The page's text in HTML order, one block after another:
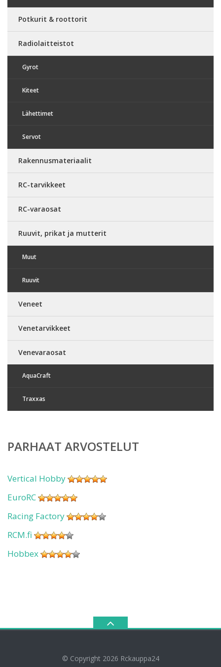
Potkurit & roottorit
Radiolaitteistot
Gyrot
Kiteet
Lähettimet
Servot
Rakennusmateriaalit
RC-tarvikkeet
RC-varaosat
Ruuvit, prikat ja mutterit
Muut
Ruuvit
Veneet
Venetarvikkeet
Venevaraosat
AquaCraft
Traxxas
PARHAAT ARVOSTELUT
Vertical Hobby
EuroRC
Racing Factory
RCM.fi
Hobbex
© Copyright 2026 Rckauppa24